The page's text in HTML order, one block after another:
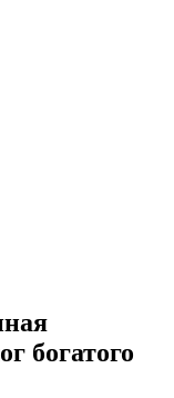
богатого